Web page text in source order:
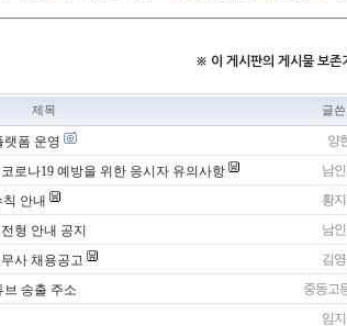
※ 이 게시판의 게시물 보존
제목 글
랫폼 운영 양
로나19 예방을 위한 응시자 유의사항 남인
안내 황
형 안내 공지 남인
사 채용공고 김
브 송출 주소 중동고
임